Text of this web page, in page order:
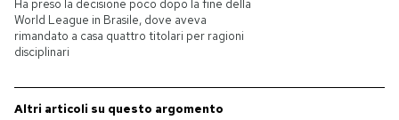
Sport
Mondiali calcio 2026
PODCAST
Ha preso la decisione poco dopo la fine della
World League in Brasile, dove aveva
rimandato a casa quattro titolari per ragioni
disciplinari
Altri articoli su questo argomento